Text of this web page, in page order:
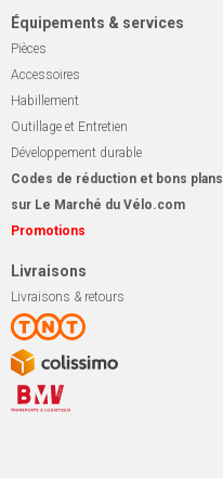
Équipements & services
Pièces
Accessoires
Habillement
Outillage et Entretien
Développement durable
Codes de réduction et bons plans
sur Le Marché du Vélo.com
Promotions
Livraisons
Livraisons & retours